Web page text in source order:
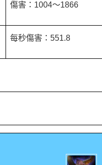
傷害：1004～1866
每秒傷害：551.8